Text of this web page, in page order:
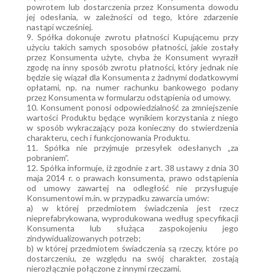
powrotem lub dostarczenia przez Konsumenta dowodu
jej odesłania, w zależności od tego, które zdarzenie
nastąpi wcześniej.
9. Spółka dokonuje zwrotu płatności Kupującemu przy
użyciu takich samych sposobów płatności, jakie zostały
przez Konsumenta użyte, chyba że Konsument wyraził
zgodę na inny sposób zwrotu płatności, który jednak nie
będzie się wiązał dla Konsumenta z żadnymi dodatkowymi
opłatami, np. na numer rachunku bankowego podany
przez Konsumenta w formularzu odstąpienia od umowy.
10. Konsument ponosi odpowiedzialność za zmniejszenie
wartości Produktu będące wynikiem korzystania z niego
w sposób wykraczający poza konieczny do stwierdzenia
charakteru, cech i funkcjonowania Produktu.
11. Spółka nie przyjmuje przesyłek odesłanych „za
pobraniem”.
12. Spółka informuje, iż zgodnie z art. 38 ustawy z dnia 30
maja 2014 r. o prawach konsumenta, prawo odstąpienia
od umowy zawartej na odległość nie przysługuje
Konsumentowi m.in. w przypadku zawarcia umów:
a) w której przedmiotem świadczenia jest rzecz
nieprefabrykowana, wyprodukowana według specyfikacji
Konsumenta lub służąca zaspokojeniu jego
zindywidualizowanych potrzeb;
b) w której przedmiotem świadczenia są rzeczy, które po
dostarczeniu, ze względu na swój charakter, zostają
nierozłącznie połączone z innymi rzeczami.